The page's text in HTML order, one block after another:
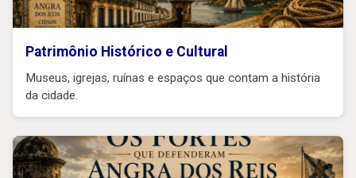
Patrimônio Histórico e Cultural
Museus, igrejas, ruínas e espaços que contam a história
da cidade.